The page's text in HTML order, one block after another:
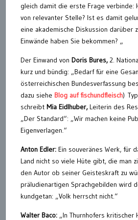
gleich damit die erste Frage verbinde:
von relevanter Stelle? Ist es damit
eine akademische Diskussion darüber
Einwände haben Sie bekommen? „
Der Einwand von Doris Bures,2.
kurz und bündig: „Bedarf für eine
österreichischen Bundesverfassung
dazu siehe Blog auf fischundfleisch)
schreibt Mia Eidlhuber,Leiterin des
„Der Standard“: „Wir machen keine
Eigenverlagen.“
Anton Edler: Ein souveränes Werk, für
Land nicht so viele Hüte gibt, die man
den Autor ob seiner Geisteskraft zu
präludienartigen Sprachgebilden wird
kundgetan: „Volk herrscht nicht.“
Walter Baco: „In Thurnhofers kritischer